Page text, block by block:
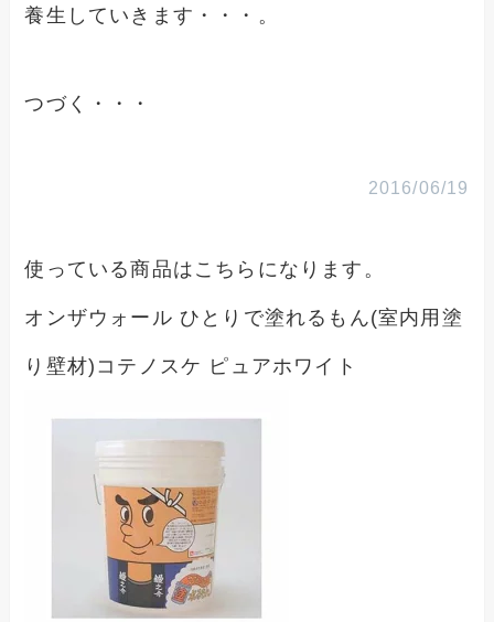
養生していきます・・・。
つづく・・・
2016/06/19
使っている商品はこちらになります。
オンザウォール ひとりで塗れるもん(室内用塗
り壁材)コテノスケ ピュアホワイト